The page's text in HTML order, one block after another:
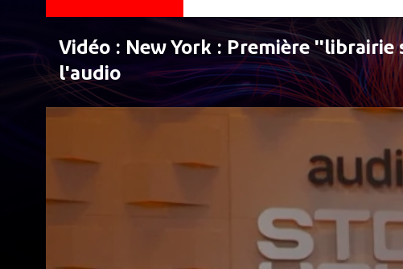
Vidéo : New York : Première
l'audio